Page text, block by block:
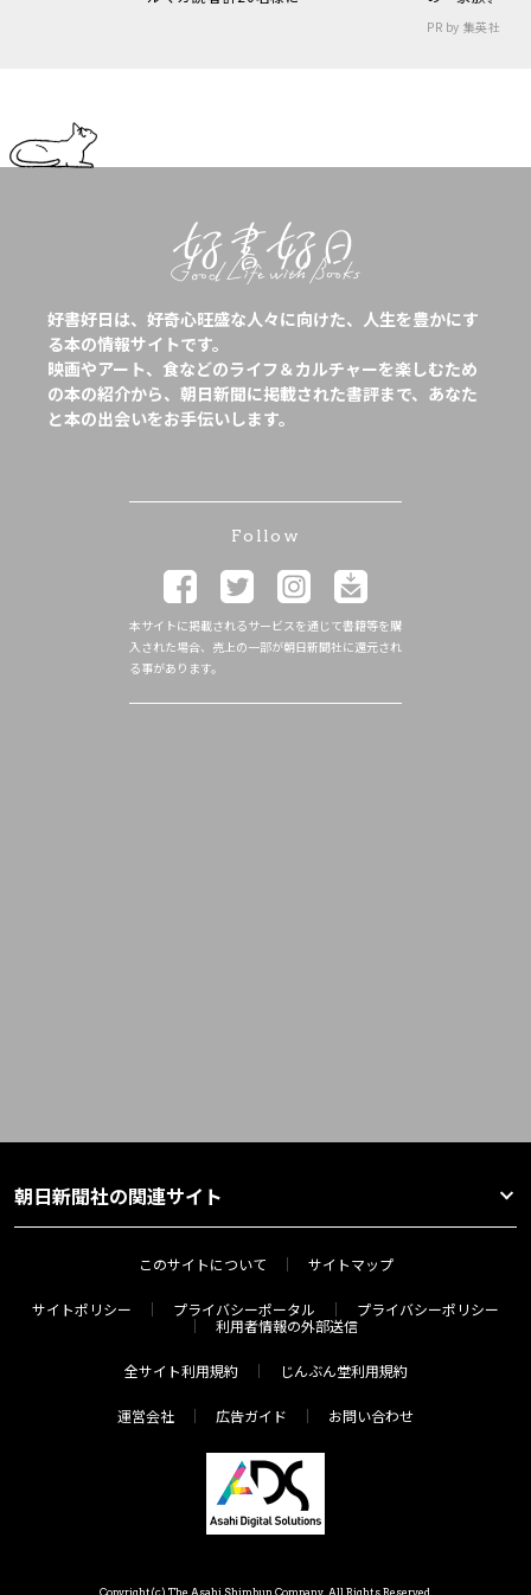
PR by 集英社
好書好日は、好奇心旺盛な人々に向けた、人生を豊かにす
る本の情報サイトです。
映画やアート、食などのライフ＆カルチャーを楽しむため
の本の紹介から、朝日新聞に掲載された書評まで、あなた
と本の出会いをお手伝いします。
Follow
本サイトに掲載されるサービスを通じて書籍等を購
入された場合、売上の一部が朝日新聞社に還元され
る事があります。
朝日新聞社の関連サイト
このサイトについて サイトマップ
サイトポリシー プライバシーポータル
プライバシーポリシー
利用者情報の外部送信
全サイト利用規約 じんぶん堂利用規約
運営会社 広告ガイド お問い合わせ
Copyright(c) The Asahi Shimbun Company. All Rights Reserved.